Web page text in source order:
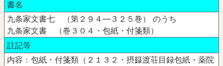
書名
九条家文書七 （第２９４―３２５巻） のうち
九条家文書 （巻３０４・包紙・付箋類）
註記等
内容：包紙・付箋類（２１３２・摂籙渡荘目録包紙・薬院